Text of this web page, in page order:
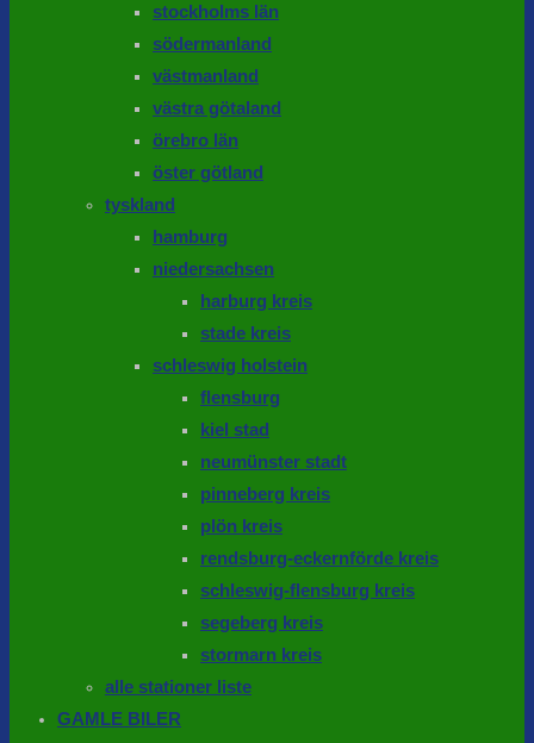
stockholms län
södermanland
västmanland
västra götaland
örebro län
öster götland
tyskland
hamburg
niedersachsen
harburg kreis
stade kreis
schleswig holstein
flensburg
kiel stad
neumünster stadt
pinneberg kreis
plön kreis
rendsburg-eckernförde kreis
schleswig-flensburg kreis
segeberg kreis
stormarn kreis
alle stationer liste
GAMLE BILER